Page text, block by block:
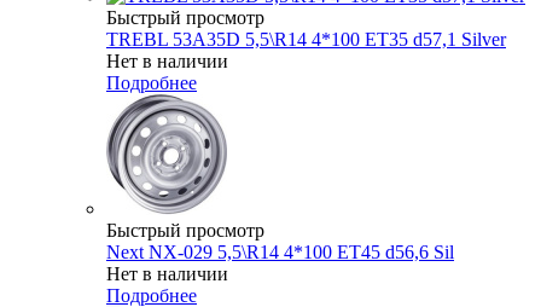
Быстрый просмотр
TREBL 53A35D 5,5\R14 4*100 ET35 d57,1 Silver
Нет в наличии
Подробнее
Быстрый просмотр
Next NX-029 5,5\R14 4*100 ET45 d56,6 Sil
Нет в наличии
Подробнее